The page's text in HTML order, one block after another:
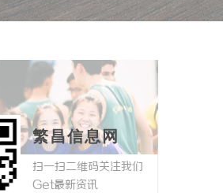
繁昌信息网
扫一扫二维码关注我们
Get最新资讯